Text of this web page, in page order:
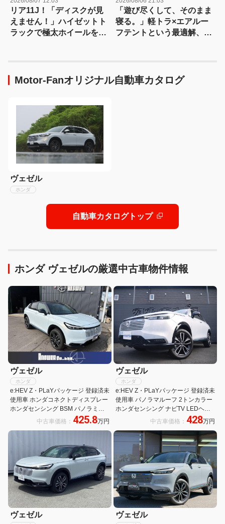
リア11J！「ディスクが見
えません！」ハイゼットト
ラックで極太ホイールを履
「遊び尽くして、そのまま
寝る。」軽トラ×エアルー
フテントという最適解、見
Motor-Fanオリジナル自動車カタログ
ヴェゼル
ホンダ
自動車カタログトップ
ホンダ ヴェゼルの厳選中古車物件情報
ヴェゼル
ホンダ
e:HEV Z・PLaYパッケージ 登録済未
使用車 ホンダコネクトディスプレー
ホンダセンシング BSM パノラミッ
クビューモニター パノラマルーフ シ
ートヒーター ワイヤレス充電 LEDヘ
中古車価格： 425.8万円
ヴェゼル
ホンダ
e:HEV Z・PLaYパッケージ 登録済未
使用車 パノラマルーフ 2トンカラー
ホンダセンシング ナビTV LEDヘッ
ドライトフォグ シートヒーター 電動
テールゲート クルコン 障害物センサ
ー ハーフレザーシート バックカメラ
保証書
中古車価格： 428万円
ヴェゼル ヴェゼル